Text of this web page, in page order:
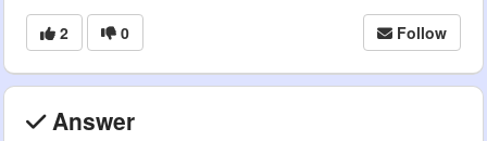
2 0 Follow
Answer